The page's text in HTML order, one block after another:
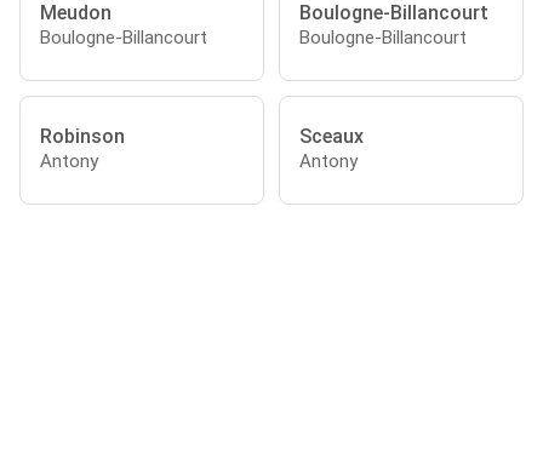
Meudon
Boulogne-Billancourt
Boulogne-Billancourt
Boulogne-Billancourt
Robinson
Antony
Sceaux
Antony